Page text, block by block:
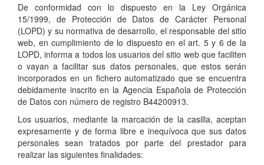
De conformidad con lo dispuesto en la Ley Orgánica
15/1999, de Protección de Datos de Carácter Personal
(LOPD) y su normativa de desarrollo, el responsable del sitio
web, en cumplimiento de lo dispuesto en el art. 5 y 6 de la
LOPD, informa a todos los usuarios del sitio web que faciliten
o vayan a facilitar sus datos personales, que estos serán
incorporados en un fichero automatizado que se encuentra
debidamente inscrito en la Agencia Española de Protección
de Datos con número de registro B44200913.
Los usuarios, mediante la marcación de la casilla, aceptan
expresamente y de forma libre e inequívoca que sus datos
personales sean tratados por parte del prestador para
realizar las siguientes finalidades: